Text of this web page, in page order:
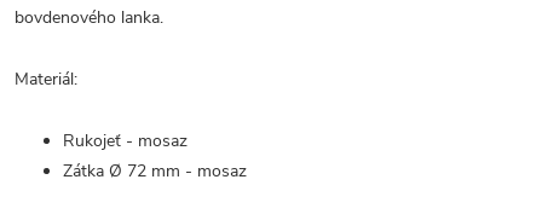
bovdenového lanka.
Materiál:
Rukojeť - mosaz
Zátka Ø 72 mm - mosaz